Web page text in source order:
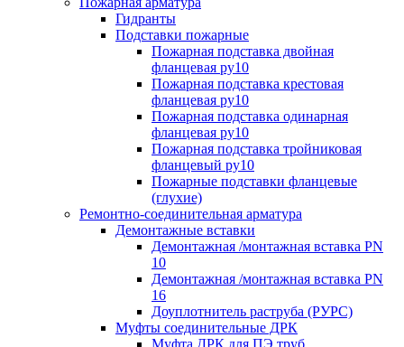
Гидранты
Подставки пожарные
Пожарная подставка двойная
фланцевая ру10
Пожарная подставка крестовая
фланцевая ру10
Пожарная подставка одинарная
фланцевая ру10
Пожарная подставка тройниковая
фланцевый ру10
Пожарные подставки фланцевые
(глухие)
Ремонтно-соединительная арматура
Демонтажные вставки
Демонтажная /монтажная вставка PN
10
Демонтажная /монтажная вставка PN
16
Доуплотнитель раструба (РУРС)
Муфты соединительные ДРК
Муфта ДРК для ПЭ труб